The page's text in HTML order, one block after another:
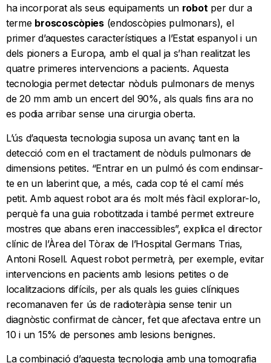
ha incorporat als seus equipaments un robotper dur a
terme broscoscòpies(endoscòpies pulmonars), el
primer d’aquestes característiques a l’Estat espanyol i un
dels pioners a Europa, amb el qual ja s’han realitzat les
quatre primeres intervencions a pacients. Aquesta
tecnologia permet detectar nòduls pulmonars de menys
de 20 mm amb un encert del 90%, als quals fins ara no
es podia arribar sense una cirurgia oberta.
L’ús d’aquesta tecnologia suposa un avanç tant en la
detecció com en el tractament de nòduls pulmonars de
dimensions petites. “Entrar en un pulmó és com endinsar-
te en un laberint que, a més, cada cop té el camí més
petit. Amb aquest robot ara és molt més fàcil explorar-lo,
perquè fa una guia robotitzada i també permet extreure
mostres que abans eren inaccessibles”, explica el director
clínic de l’Àrea del Tòrax de l’Hospital Germans Trias,
Antoni Rosell. Aquest robot permetrà, per exemple, evitar
intervencions en pacients amb lesions petites o de
localitzacions difícils, per als quals les guies clíniques
recomanaven fer ús de radioteràpia sense tenir un
diagnòstic confirmat de càncer, fet que afectava entre un
10 i un 15% de persones amb lesions benignes.
La combinació d’aquesta tecnologia amb una tomografia